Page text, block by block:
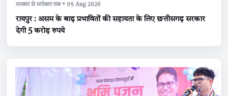
सरकार से सरोकार तक • 09 Aug 2026
रायपुर : असम के बाढ़ प्रभावितों की सहायता के लिए छत्तीसगढ़ सरकार
देगी 5 करोड़ रुपये